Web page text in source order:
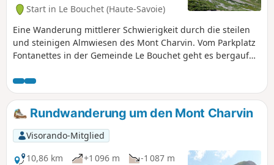
Start in Le Bouchet (Haute-Savoie)
Eine Wanderung mittlerer Schwierigkeit durch die steilen
und steinigen Almwiesen des Mont Charvin. Vom Parkplatz
Fontanettes in der Gemeinde Le Bouchet geht es bergauf
Marlens und dann durch die Schlucht zum Col des Porthets.
Von dort aus geht es hinunter zum Weg aus Manigod und
wieder hinauf zum See. Der Rückweg erfolgt auf dem
gleichen Weg.
Rundwanderung um den Mont Charvin
Visorando-Mitglied
10,86 km
+1 096 m
-1 087 m